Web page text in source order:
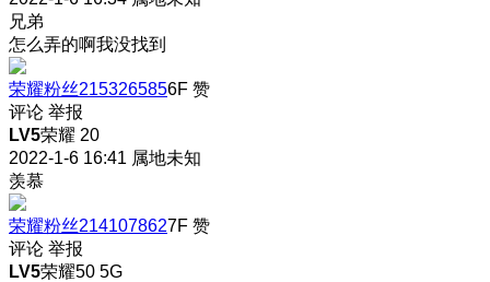
兄弟
怎么弄的啊我没找到
荣耀粉丝2153265856F 赞
评论 举报
LV5荣耀 20
2022-1-6 16:41 属地未知
羡慕
荣耀粉丝2141078627F 赞
评论 举报
LV5荣耀50 5G